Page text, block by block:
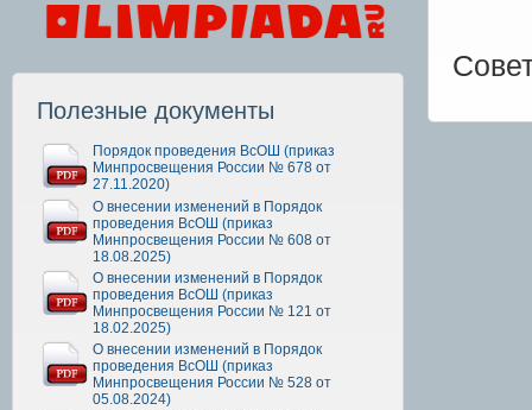
Полезные документы
Порядок проведения ВсОШ (приказ
Минпросвещения России № 678 от
27.11.2020)
О внесении изменений в Порядок
проведения ВсОШ (приказ
Минпросвещения России № 608 от
18.08.2025)
О внесении изменений в Порядок
проведения ВсОШ (приказ
Минпросвещения России № 121 от
18.02.2025)
О внесении изменений в Порядок
проведения ВсОШ (приказ
Минпросвещения России № 528 от
05.08.2024)